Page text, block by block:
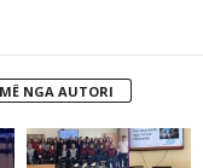
NGA AUTORI